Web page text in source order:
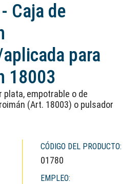
Caja de
para
18003
plata, empotrable o de
(Art. 18003) o pulsador
CÓDIGO DEL PRODUCTO:
01780
EMPLEO: